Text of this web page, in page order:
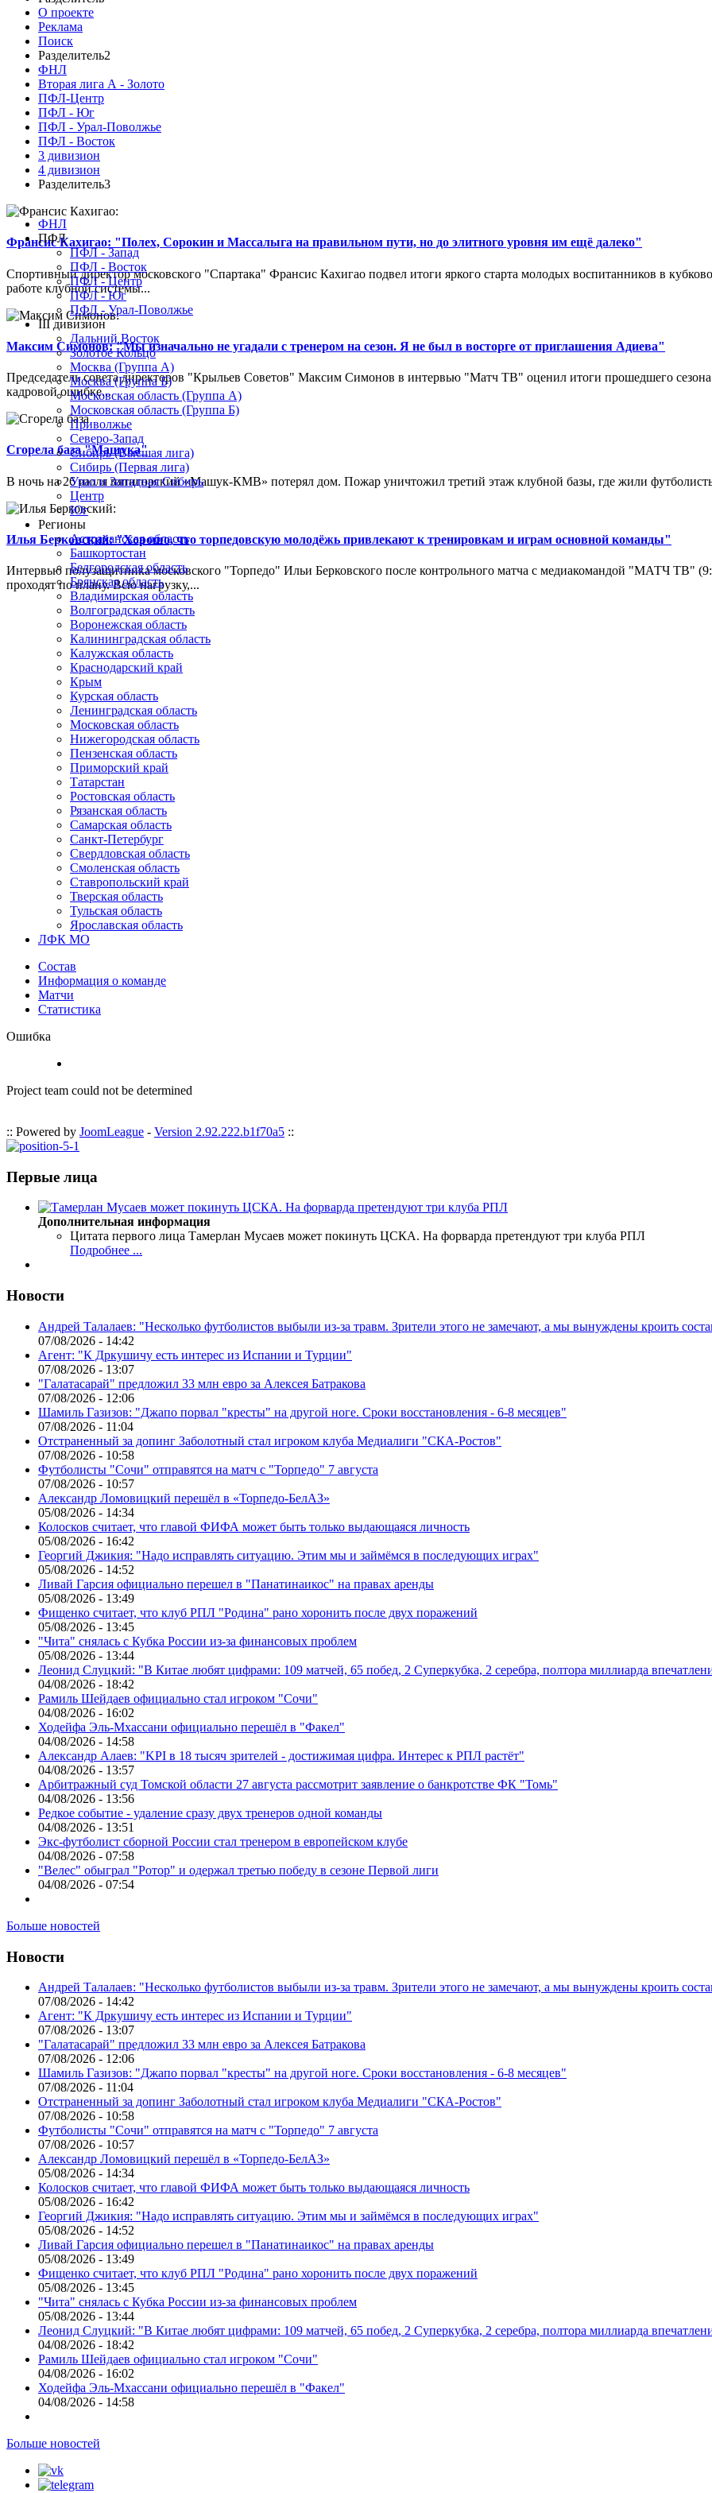
О проекте
Реклама
Поиск
Разделитель2
ФНЛ
Вторая лига А - Золото
ПФЛ-Центр
ПФЛ - Юг
ПФЛ - Урал-Поволжье
ПФЛ - Восток
3 дивизион
4 дивизион
Разделитель3
Франсис Кахигао: "Полех, Сорокин и Массалыга на правильном пути, но до элитного уровня им ещё далеко"
Спортивный директор московского "Спартака" Франсис Кахигао подвел итоги яркого старта молодых воспитанников в
работе клубной системы...
Максим Симонов: "Мы изначально не угадали с тренером на сезон. Я не был в восторге от приглашения Адиева"
Председатель совета директоров "Крыльев Советов" Максим Симонов в интервью "Матч ТВ" оценил итоги прошедшего сезона
кадровой ошибке...
Сгорела база "Машука"
В ночь на 26 июля пятигорский «Машук-КМВ» потерял дом. Пожар уничтожил третий этаж клубной базы, где жили
Илья Берковский: "Хорошо, что торпедовскую молодёжь привлекают к тренировкам и играм основной команды"
Интервью полузащитника московского "Торпедо" Ильи Берковского после контрольного матча с медиакомандой "МАТЧ ТВ"
проходят по плану. Всю нагрузку,...
ФНЛ
ПФЛ
ПФЛ - Запад
ПФЛ - Восток
ПФЛ - Центр
ПФЛ - Юг
ПФЛ - Урал-Поволжье
III дивизион
Дальний Восток
Золотое Кольцо
Москва (Группа А)
Москва (Группа Б)
Московская область (Группа А)
Московская область (Группа Б)
Приволжье
Северо-Запад
Сибирь (Высшая лига)
Сибирь (Первая лига)
Урал и Западная Сибирь
Центр
Юг
Регионы
Астраханская область
Башкортостан
Белгородская область
Брянская область
Владимирская область
Волгоградская область
Воронежская область
Калининградская область
Калужская область
Краснодарский край
Крым
Курская область
Ленинградская область
Московская область
Нижегородская область
Пензенская область
Приморский край
Татарстан
Ростовская область
Рязанская область
Самарская область
Санкт-Петербург
Свердловская область
Смоленская область
Ставропольский край
Тверская область
Тульская область
Ярославская область
ЛФК МО
Состав
Информация о команде
Матчи
Статистика
Ошибка
Project team could not be determined
:: Powered by JoomLeague - Version 2.92.222.b1f70a5 ::
Первые лица
Дополнительная информация
Цитата первого лица Тамерлан Мусаев может покинуть ЦСКА. На форварда претендуют три клуба РПЛ
Подробнее ...
Новости
Андрей Талалаев: "Несколько футболистов выбыли из-за травм. Зрители этого не замечают, а мы вынуждены кроить
07/08/2026 - 14:42
Агент: "К Дркушичу есть интерес из Испании и Турции"
07/08/2026 - 13:07
"Галатасарай" предложил 33 млн евро за Алексея Батракова
07/08/2026 - 12:06
Шамиль Газизов: "Джапо порвал "кресты" на другой ноге. Сроки восстановления - 6-8 месяцев"
07/08/2026 - 11:04
Отстраненный за допинг Заболотный стал игроком клуба Медиалиги "СКА-Ростов"
07/08/2026 - 10:58
Футболисты "Сочи" отправятся на матч с "Торпедо" 7 августа
07/08/2026 - 10:57
Александр Ломовицкий перешёл в «Торпедо-БелАЗ»
05/08/2026 - 14:34
Колосков считает, что главой ФИФА может быть только выдающаяся личность
05/08/2026 - 16:42
Георгий Джикия: "Надо исправлять ситуацию. Этим мы и займёмся в последующих играх"
05/08/2026 - 14:52
Ливай Гарсия официально перешел в "Панатинаикос" на правах аренды
05/08/2026 - 13:49
Фищенко считает, что клуб РПЛ "Родина" рано хоронить после двух поражений
05/08/2026 - 13:45
"Чита" снялась с Кубка России из-за финансовых проблем
05/08/2026 - 13:44
Леонид Слуцкий: "В Китае любят цифрами: 109 матчей, 65 побед, 2 Суперкубка, 2 серебра, полтора миллиарда
04/08/2026 - 18:42
Рамиль Шейдаев официально стал игроком "Сочи"
04/08/2026 - 16:02
Ходейфа Эль-Мхассани официально перешёл в "Факел"
04/08/2026 - 14:58
Александр Алаев: "KPI в 18 тысяч зрителей - достижимая цифра. Интерес к РПЛ растёт"
04/08/2026 - 13:57
Арбитражный суд Томской области 27 августа рассмотрит заявление о банкротстве ФК "Томь"
04/08/2026 - 13:56
Редкое событие - удаление сразу двух тренеров одной команды
04/08/2026 - 13:51
Экс-футболист сборной России стал тренером в европейском клубе
04/08/2026 - 07:58
"Велес" обыграл "Ротор" и одержал третью победу в сезоне Первой лиги
04/08/2026 - 07:54
Больше новостей
Новости
Андрей Талалаев: "Несколько футболистов выбыли из-за травм. Зрители этого не замечают, а мы вынуждены кроить
07/08/2026 - 14:42
Агент: "К Дркушичу есть интерес из Испании и Турции"
07/08/2026 - 13:07
"Галатасарай" предложил 33 млн евро за Алексея Батракова
07/08/2026 - 12:06
Шамиль Газизов: "Джапо порвал "кресты" на другой ноге. Сроки восстановления - 6-8 месяцев"
07/08/2026 - 11:04
Отстраненный за допинг Заболотный стал игроком клуба Медиалиги "СКА-Ростов"
07/08/2026 - 10:58
Футболисты "Сочи" отправятся на матч с "Торпедо" 7 августа
07/08/2026 - 10:57
Александр Ломовицкий перешёл в «Торпедо-БелАЗ»
05/08/2026 - 14:34
Колосков считает, что главой ФИФА может быть только выдающаяся личность
05/08/2026 - 16:42
Георгий Джикия: "Надо исправлять ситуацию. Этим мы и займёмся в последующих играх"
05/08/2026 - 14:52
Ливай Гарсия официально перешел в "Панатинаикос" на правах аренды
05/08/2026 - 13:49
Фищенко считает, что клуб РПЛ "Родина" рано хоронить после двух поражений
05/08/2026 - 13:45
"Чита" снялась с Кубка России из-за финансовых проблем
05/08/2026 - 13:44
Леонид Слуцкий: "В Китае любят цифрами: 109 матчей, 65 побед, 2 Суперкубка, 2 серебра, полтора миллиарда
04/08/2026 - 18:42
Рамиль Шейдаев официально стал игроком "Сочи"
04/08/2026 - 16:02
Ходейфа Эль-Мхассани официально перешёл в "Факел"
04/08/2026 - 14:58
Больше новостей